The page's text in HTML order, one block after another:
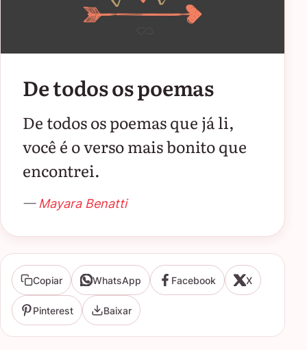
De todos os poemas
De todos os poemas que já li,
você é o verso mais bonito que
encontrei.
— Mayara Benatti
Copiar WhatsApp Facebook X
Pinterest Baixar